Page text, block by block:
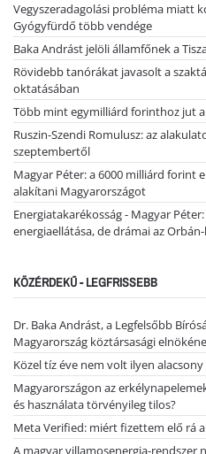
Vegyszeradagolási probléma miatt
Gyógyfürdő több vendége
Baka Andrást jelöli államfőnek a
Rövidebb tanórákat javasolt a
oktatásában
Több mint egymilliárd forinthoz jut
Ruszin-Szendi Romulusz: az
szeptembertől
Magyar Péter: a 6000 milliárd forint
alakítani Magyarországot
Energiatakarékosság - Magyar
energiaellátása, de drámai az
KÖZÉRDEKŰ - LEGFRISSEBB
Dr. Baka Andrást, a Legfelsőbb
Magyarország köztársasági
Közel tíz éve nem volt ilyen
Magyarországon az
és használata törvényileg tilos?
Meta Verified: miért fizettem elő rá
A magyar villamosenergia-rendszer